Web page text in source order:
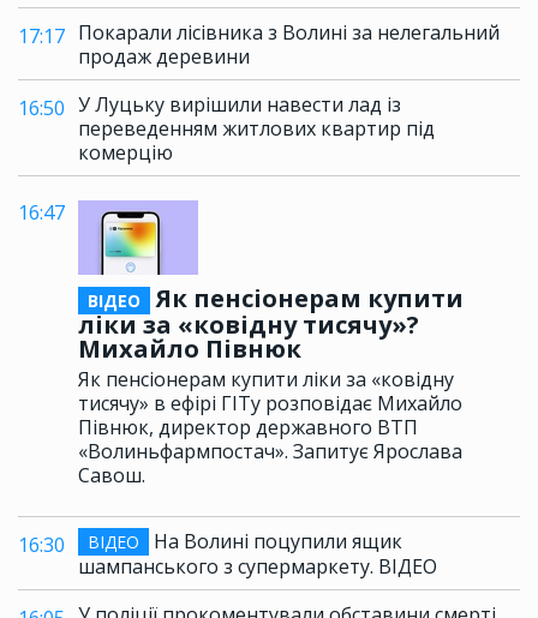
17:17 Покарали лісівника з Волині за нелегальний
продаж деревини
16:50 У Луцьку вирішили навести лад із
переведенням житлових квартир під
комерцію
16:47
ВІДЕО
Як пенсіонерам купити
ліки за «ковідну тисячу»?
Михайло Півнюк
Як пенсіонерам купити ліки за «ковідну
тисячу» в ефірі ГІТу розповідає Михайло
Півнюк, директор державного ВТП
«Волиньфармпостач». Запитує Ярослава
Савош.
16:30 ВІДЕО
На Волині поцупили ящик
шампанського з супермаркету. ВІДЕО